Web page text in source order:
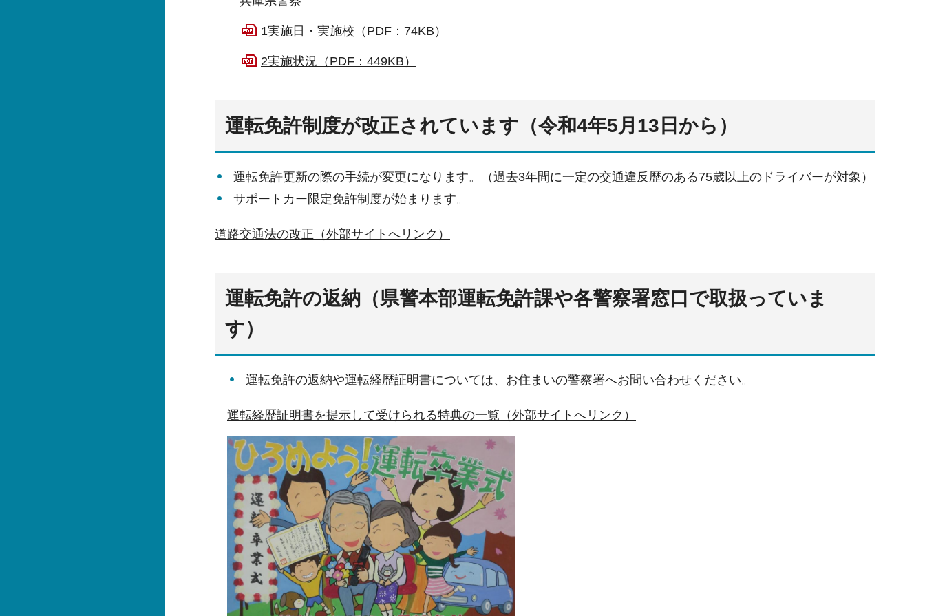
1実施日・実施校（PDF：74KB）
2実施状況（PDF：449KB）
運転免許制度が改正されています（令和4年5月13日から）
運転免許更新の際の手続が変更になります。（過去3年間に一定の交通違反歴のある75歳以上のドライバーが対象）
サポートカー限定免許制度が始まります。
道路交通法の改正（外部サイトへリンク）
運転免許の返納（県警本部運転免許課や各警察署窓口で取扱っていま
す）
運転免許の返納や運転経歴証明書については、お住まいの警察署へお問い合わせください。
運転経歴証明書を提示して受けられる特典の一覧（外部サイトへリンク）